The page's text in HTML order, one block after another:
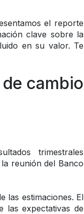
el reporte
clave sobre la
en su valor. Te
cambio
trimestrales
reunión del Banco
las estimaciones. El
las expectativas de